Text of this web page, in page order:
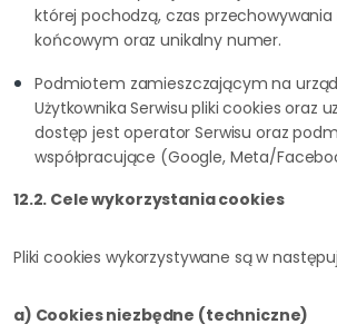
której pochodzą, czas
końcowym oraz unikalny numer.
Podmiotem zamieszczającym na
Użytkownika Serwisu pliki cookies oraz
dostęp jest operator Serwisu oraz
współpracujące (Google, Meta/
12.2. Cele wykorzystania cookies
Pliki cookies wykorzystywane są w
a) Cookies niezbędne (techniczne)